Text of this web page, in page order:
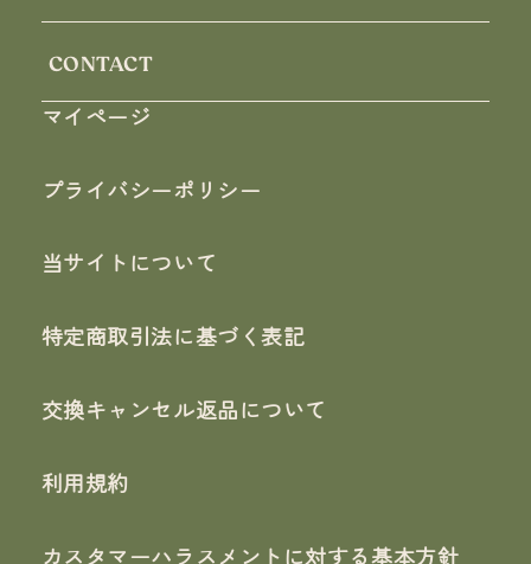
CONTACT
マイページ
プライバシーポリシー
当サイトについて
特定商取引法に基づく表記
交換キャンセル返品について
利用規約
カスタマーハラスメントに対する基本方針